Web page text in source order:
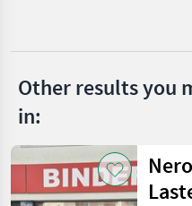
Other results you
in:
Nero